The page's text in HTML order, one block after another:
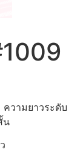
วามยาวระดับ
น